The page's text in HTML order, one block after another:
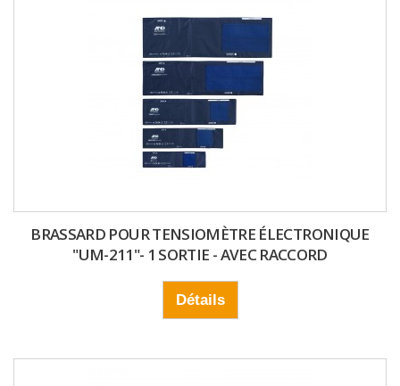
BRASSARD POUR TENSIOMÈTRE ÉLECTRONIQUE
"UM-211"- 1 SORTIE - AVEC RACCORD
Détails